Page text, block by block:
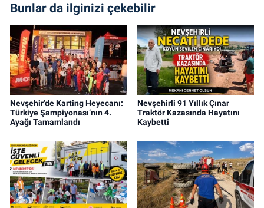
Bunlar da ilginizi çekebilir
Nevşehir’de Karting Heyecanı:
Türkiye Şampiyonası’nın 4.
Ayağı Tamamlandı
Nevşehirli 91 Yıllık Çınar
Traktör Kazasında Hayatını
Kaybetti